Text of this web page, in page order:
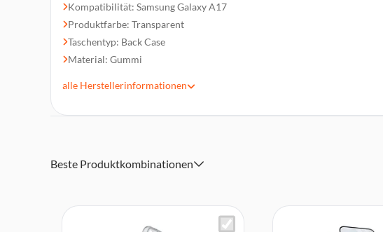
Kompatibilität: Samsung Galaxy A17
Produktfarbe: Transparent
Taschentyp: Back Case
Material: Gummi
alle Herstellerinformationen
Beste Produktkombinationen